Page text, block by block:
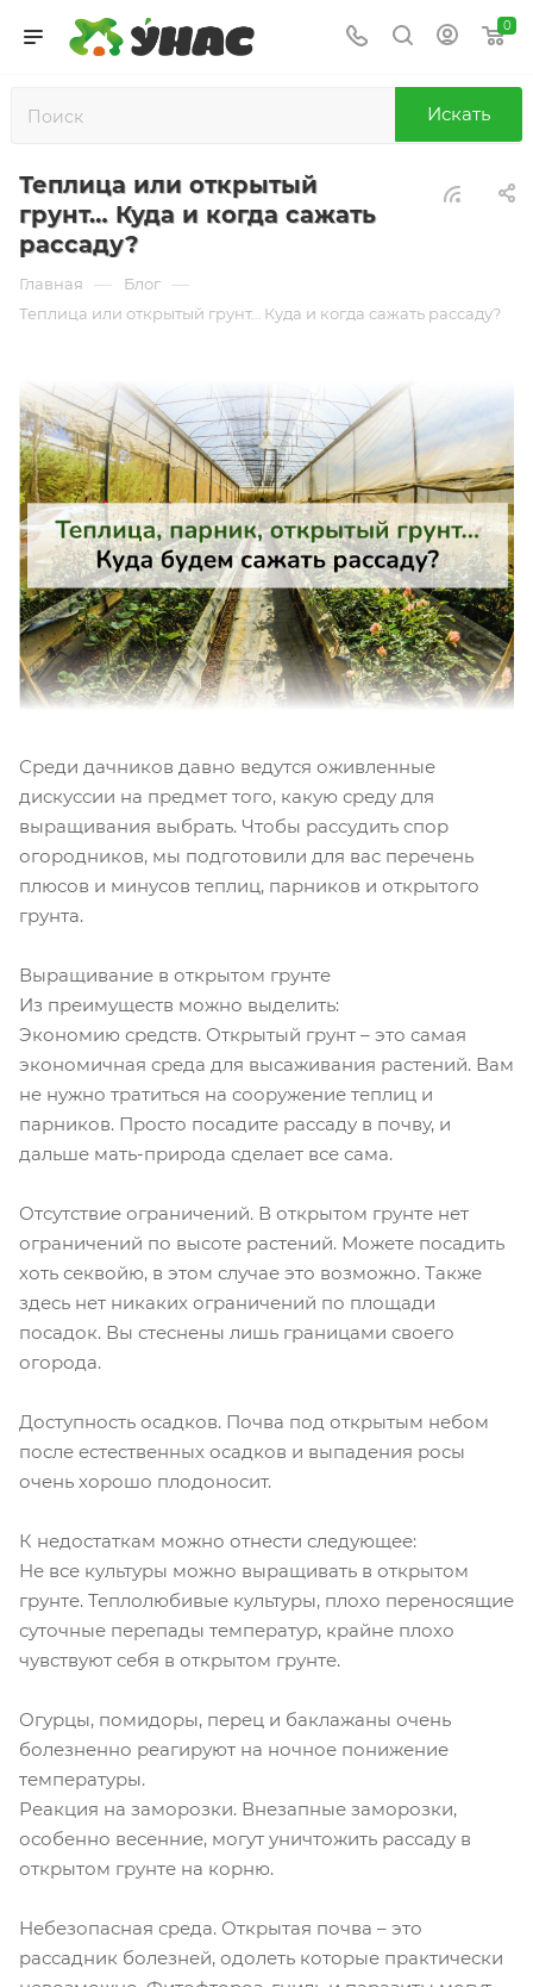
0
Искать
Теплица или открытый
грунт… Куда и когда сажать
рассаду?
Главная — Блог —
Теплица или открытый грунт… Куда и когда сажать рассаду?
Среди дачников давно ведутся оживленные
дискуссии на предмет того, какую среду для
выращивания выбрать. Чтобы рассудить спор
огородников, мы подготовили для вас перечень
плюсов и минусов теплиц, парников и открытого
грунта.
Выращивание в открытом грунте
Из преимуществ можно выделить:
Экономию средств. Открытый грунт – это самая
экономичная среда для высаживания растений. Вам
не нужно тратиться на сооружение теплиц и
парников. Просто посадите рассаду в почву, и
дальше мать-природа сделает все сама.
Отсутствие ограничений. В открытом грунте нет
ограничений по высоте растений. Можете посадить
хоть секвойю, в этом случае это возможно. Также
здесь нет никаких ограничений по площади
посадок. Вы стеснены лишь границами своего
огорода.
Доступность осадков. Почва под открытым небом
после естественных осадков и выпадения росы
очень хорошо плодоносит.
К недостаткам можно отнести следующее:
Не все культуры можно выращивать в открытом
грунте. Теплолюбивые культуры, плохо переносящие
суточные перепады температур, крайне плохо
чувствуют себя в открытом грунте.
Огурцы, помидоры, перец и баклажаны очень
болезненно реагируют на ночное понижение
температуры.
Реакция на заморозки. Внезапные заморозки,
особенно весенние, могут уничтожить рассаду в
открытом грунте на корню.
Небезопасная среда. Открытая почва – это
рассадник болезней, одолеть которые практически